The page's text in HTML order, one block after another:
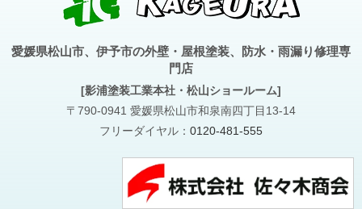
愛媛県松山市、伊予市の外壁・屋根塗装、防水・雨漏り修理専
門店
[影浦塗装工業本社・松山ショールーム]
〒790-0941 愛媛県松山市和泉南四丁目13-14
フリーダイヤル： 0120-481-555